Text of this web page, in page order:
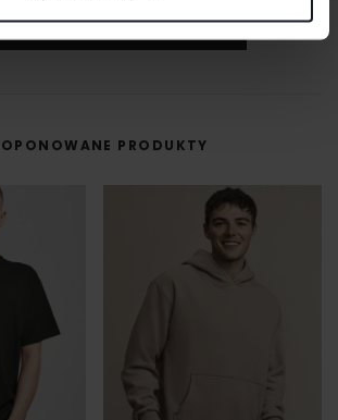
POPROŚ O WYCENĘ
PRODUKTY